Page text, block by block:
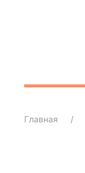
Главная